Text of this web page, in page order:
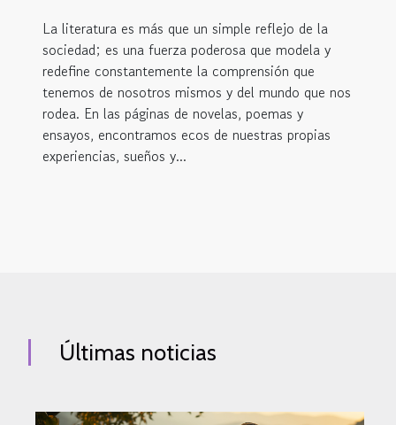
La literatura es más que un simple reflejo de la
sociedad; es una fuerza poderosa que modela y
redefine constantemente la comprensión que
tenemos de nosotros mismos y del mundo que nos
rodea. En las páginas de novelas, poemas y
ensayos, encontramos ecos de nuestras propias
experiencias, sueños y...
Últimas noticias